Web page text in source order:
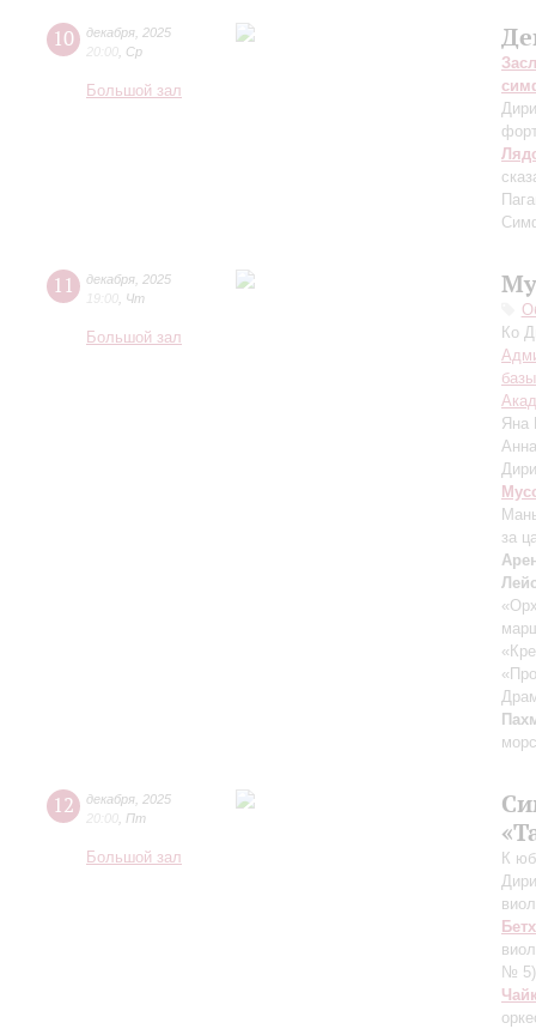
10 декабря 2025
20:00 Ср
Большой зал
11 декабря 2025
19:00 Чт
Большой зал
Ко
базы
Яна
за
12 декабря 2025
20:00 Пт
Большой зал
К
№ 5)